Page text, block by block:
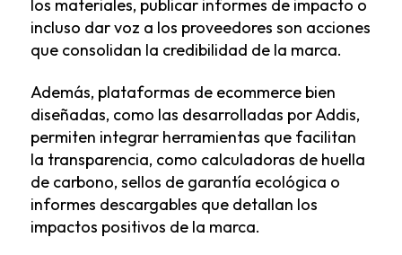
los materiales, publicar informes de impacto o
incluso dar voz a los proveedores son acciones
que consolidan la credibilidad de la marca.
Además, plataformas de ecommerce bien
diseñadas, como las desarrolladas por Addis,
permiten integrar herramientas que facilitan
la transparencia, como calculadoras de huella
de carbono, sellos de garantía ecológica o
informes descargables que detallan los
impactos positivos de la marca.